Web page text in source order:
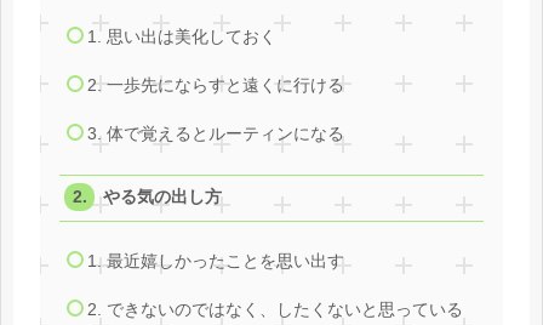
1. 思い出は美化しておく
2. 一歩先にならすと遠くに行ける
3. 体で覚えるとルーティンになる
やる気の出し方
1. 最近嬉しかったことを思い出す
2. できないのではなく、したくないと思っている